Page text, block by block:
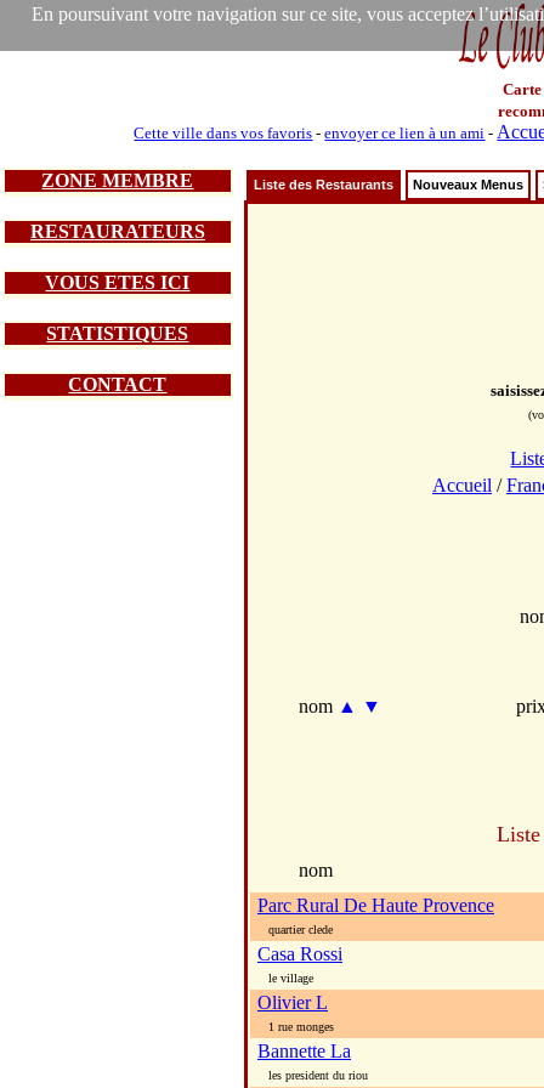
En poursuivant votre navigation sur ce site, vous acceptez
Carte
Cette ville dans vos favoris -envoyer ce lien à un ami -
ZONE MEMBRE
RESTAURATEURS
VOUS ETES ICI
STATISTIQUES
CONTACT
Liste des Restaurants Nouveaux Menus
Accueil /
nom ▲ ▼
Liste
nom
Parc Rural De Haute Provence
quartier clede
Casa Rossi
le village
Olivier L
1 rue monges
Bannette La
les president du riou